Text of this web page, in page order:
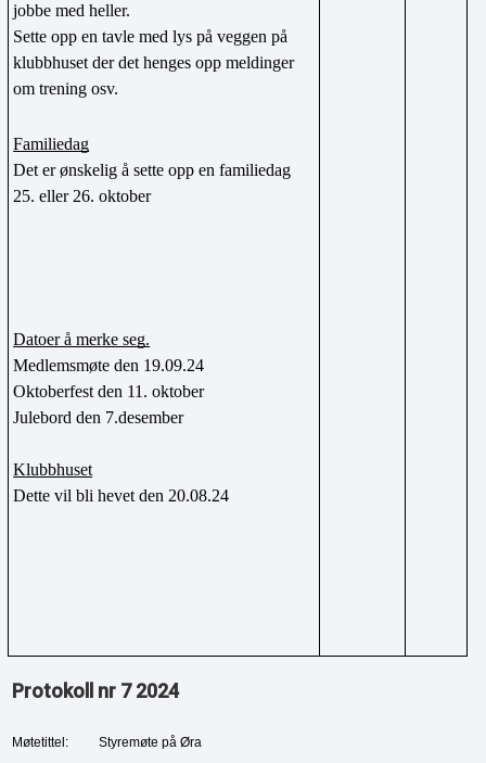
jobbe med heller.
Sette opp en tavle med lys på veggen på
klubbhuset der det henges opp meldinger
om trening osv.
Familiedag
Det er ønskelig å sette opp en familiedag
25. eller 26. oktober
Datoer å merke seg.
Medlemsmøte den 19.09.24
Oktoberfest den 11. oktober
Julebord den 7.desember
Klubbhuset
Dette vil bli hevet den 20.08.24
Protokoll nr 7 2024
Møtetittel:
Styremøte på Øra